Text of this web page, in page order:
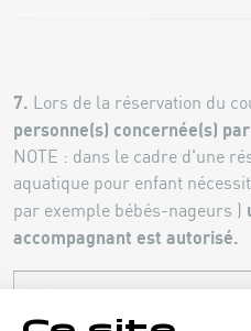
7. Lors de la réservation du
personne(s) concernée(s)
NOTE : dans le cadre d'une
aquatique pour enfant
par exemple bébés-nageurs )
accompagnant est autorisé.